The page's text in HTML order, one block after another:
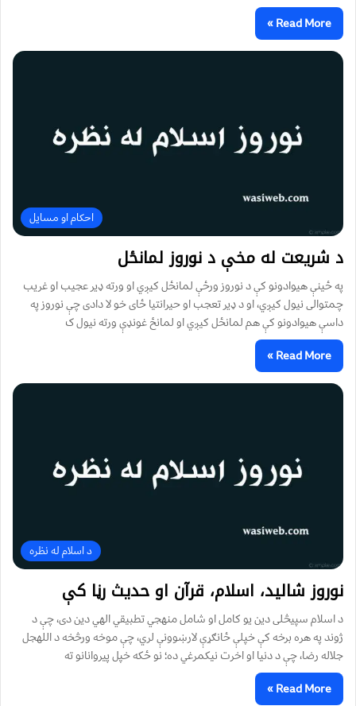
Read More »
احکام او مسایل
د شریعت له مخې د نوروز لمانځل
په ځینې هیوادونو کې د نوروز ورځې لمانځل کیږي او ورته ډیر عجیب او غریب
چمتوالی نیول کیږي، او د ډیر تعجب او حیرانتیا ځای خو لا دادی چې نوروز په
داسې هیوادونو کې هم لمانځل کیږي او لمانځ غونډې ورته نیول ک
Read More »
د اسلام له نظره
نوروز شالید، اسلام، قرآن او حدیث رڼا کې
د اسلام سپيڅلی دین یو کامل او شامل منهجي تطبیقي الهي دین دی، چې د
ژوند په هره برخه کې خپلې ځانګړې لارښوونې لري، چې موخه ورڅخه د اللهجل
جلاله رضا، چې د دنيا او اخرت نیکمرغي ده؛ نو ځکه خپل پيروانانو ته
Read More »